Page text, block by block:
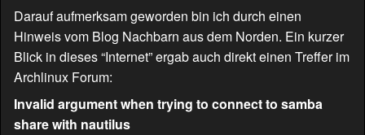
Darauf aufmerksam geworden bin ich durch einen
Hinweis vom Blog Nachbarn aus dem Norden. Ein kurzer
Blick in dieses “Internet” ergab auch direkt einen Treffer im
Archlinux Forum:
Invalid argument when trying to connect to samba
share with nautilus